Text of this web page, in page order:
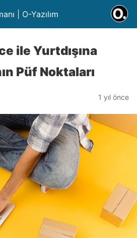
| O-Yazılım
ile Yurtdışına
Püf Noktaları
1 yıl önce